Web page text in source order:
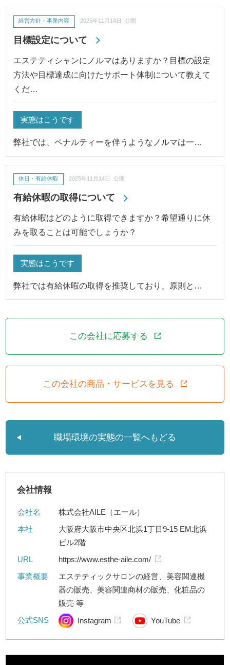
目標設定について
経営方針・事業内容 2025年11月14日 公開
エステティシャンにノルマはありますか？目標の設定
方法や目標達成に向けたサポート体制について教えて
くだ…
実態はこうです
弊社では、ペナルティーを伴うようなノルマは一…
有給休暇の取得について
休日・有給休暇 2025年11月14日 公開
有給休暇はどのように取得できますか？希望通りに休
みを取ることは可能でしょうか？
実態はこうです
弊社では有給休暇の取得を推奨しており、原則と…
この会社に応募する
この会社の商品・サービスを見る
職場環境の実態の一覧へもどる
会社情報
会社名
株式会社AILE（エール）
本社
大阪府大阪市中央区北浜1丁目9-15 EM北浜
ビル2階
URL
https://www.esthe-aile.com/
事業概要
エステティックサロンの経営、美容関連機
器の販売、美容関連商材の販売、化粧品の
販売 等
公式SNS
Instagram YouTube